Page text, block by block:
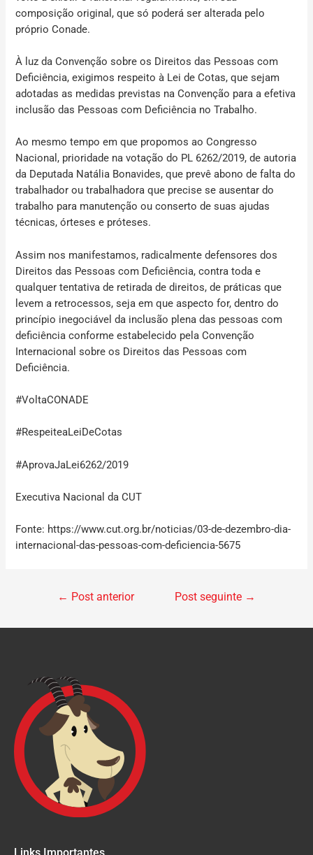
composição original, que só poderá ser alterada pelo
próprio Conade.
À luz da Convenção sobre os Direitos das Pessoas com
Deficiência, exigimos respeito à Lei de Cotas, que sejam
adotadas as medidas previstas na Convenção para a efetiva
inclusão das Pessoas com Deficiência no Trabalho.
Ao mesmo tempo em que propomos ao Congresso
Nacional, prioridade na votação do PL 6262/2019, de autoria
da Deputada Natália Bonavides, que prevê abono de falta do
trabalhador ou trabalhadora que precise se ausentar do
trabalho para manutenção ou conserto de suas ajudas
técnicas, órteses e próteses.
Assim nos manifestamos, radicalmente defensores dos
Direitos das Pessoas com Deficiência, contra toda e
qualquer tentativa de retirada de direitos, de práticas que
levem a retrocessos, seja em que aspecto for, dentro do
princípio inegociável da inclusão plena das pessoas com
deficiência conforme estabelecido pela Convenção
Internacional sobre os Direitos das Pessoas com
Deficiência.
#VoltaCONADE
#RespeiteaLeiDeCotas
#AprovaJaLei6262/2019
Executiva Nacional da CUT
Fonte: https://www.cut.org.br/noticias/03-de-dezembro-dia-
internacional-das-pessoas-com-deficiencia-5675
← Post anterior Post seguinte →